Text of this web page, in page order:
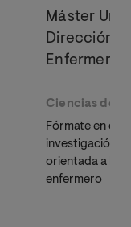
Máster
Dirección y
Enfermería
Ciencias de
Fórmate en
investigación
orientada a la
enfermero